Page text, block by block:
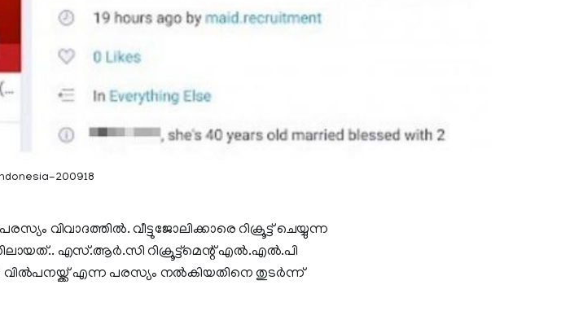
200918
വിവാദത്തില്‍. വീട്ടുജോലിക്കാരെ റിക്രൂട്ട് ചെയ്യുന്ന
എസ്.ആര്‍.സി റിക്രൂട്ട്മെന്റ് എല്‍.എല്‍.പി
എന്ന പരസ്യം നല്‍കിയതിനെ തുടര്‍ന്ന്